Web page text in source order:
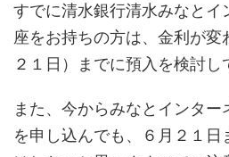
すでに清水銀行清水みなとイ
座をお持ちの方は、金利が変
２１日）までに預入を検討し
また、今からみなとインタ
を申し込んでも、６月２１日